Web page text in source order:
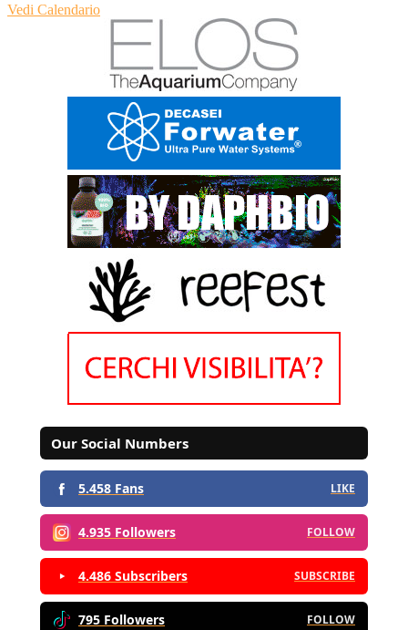
Vedi Calendario
Our Social Numbers
5.458 Fans LIKE
4.935 Followers FOLLOW
4.486 Subscribers SUBSCRIBE
795 Followers FOLLOW